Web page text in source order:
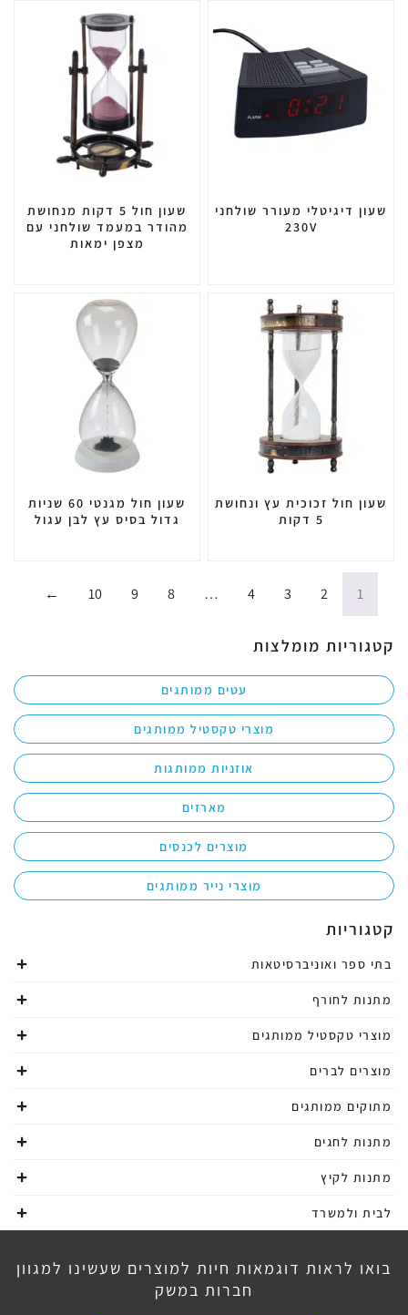
קטגוריות מומלצות
עטים ממותגים
מוצרי טקסטיל ממותגים
אוזניות ממותגות
מארזים
מוצרים לכנסים
מוצרי נייר ממותגים
קטגוריות
בתי ספר ואוניברסיטאות
מתנות לחורף
מוצרי טקסטיל ממותגים
מוצרים לברים
מתוקים ממותגים
מתנות לחגים
מתנות לקיץ
לבית ולמשרד
שעון דיגיטלי מעורר שולחני
230V
שעון חול 5 דקות מנחושת
מהודר במעמד שולחני עם
מצפן ימאות
שעון חול זכוכית עץ ונחושת
5 דקות
שעון חול מגנטי 60 שניות
גדול בסיס עץ לבן עגול
1
2
3
4
…
8
9
10
←
בואו לראות דוגמאות חיות למוצרים שעשינו למגוון
חברות במשק